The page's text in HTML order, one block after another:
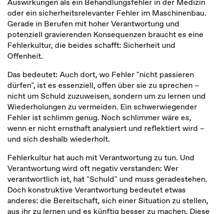
oder ein sicherheitsrelevanter Fehler im Maschinenbau.
Gerade in Berufen mit hoher Verantwortung und
potenziell gravierenden Konsequenzen braucht es eine
Fehlerkultur, die beides schafft: Sicherheit und
Offenheit.
Das bedeutet: Auch dort, wo Fehler "nicht passieren
dürfen", ist es essenziell, offen über sie zu sprechen –
nicht um Schuld zuzuweisen, sondern um zu lernen und
Wiederholungen zu vermeiden. Ein schwerwiegender
Fehler ist schlimm genug. Noch schlimmer wäre es,
wenn er nicht ernsthaft analysiert und reflektiert wird –
und sich deshalb wiederholt.
Fehlerkultur hat auch mit Verantwortung zu tun. Und
Verantwortung wird oft negativ verstanden: Wer
verantwortlich ist, hat "Schuld" und muss geradestehen.
Doch konstruktive Verantwortung bedeutet etwas
anderes: die Bereitschaft, sich einer Situation zu stellen,
aus ihr zu lernen und es künftig besser zu machen. Diese